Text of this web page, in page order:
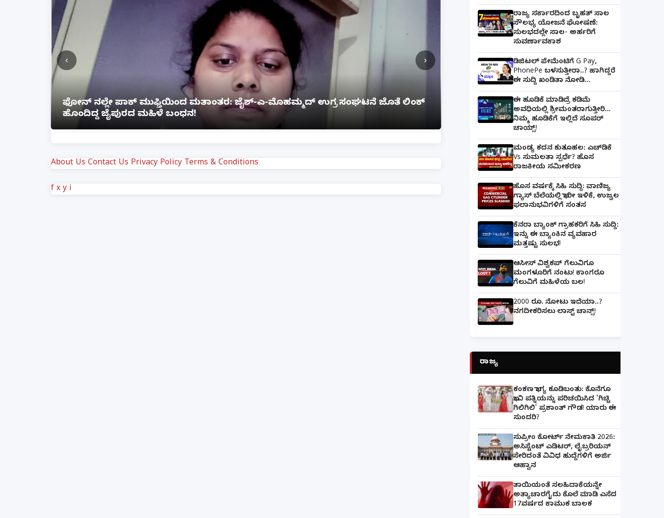
ಲಕ್ನೋ ಗೇಮಿಂಗ್ ಜೋನ್‌ನಲ್ಲಿ ಭೀಕರ ಅಗ್ನಿ ಅವಘಡ: 12 ಮಂದಿ ಸಜೀವ ದಹನ, ಹಲವರಿಗೆ ಗಂಭೀರ
ಗಾಯ
ಪತ್ನಿಗೆ ಕೈಕೊಟ್ಟ ಭೂಪ ಅತ್ತೆಯನ್ನು ವಿವಾಹವಾದ
‹ ›
About Us Contact Us Privacy Policy Terms & Conditions
f x y i
ರಾಜ್ಯ ಸರ್ಕಾರದಿಂದ ಬೃಹತ್ ಸಾಲ
ಸೌಲಭ್ಯ ಯೋಜನೆ ಘೋಷಣೆ:
ಸುಲಭದಲ್ಲೇ ಸಾಲ- ಅರ್ಹರಿಗೆ
ಸುವರ್ಣಾವಕಾಶ
ಡಿಜಿಟಲ್ ಪೇಮೆಂಟಿಗೆ G Pay,
PhonePe ಬಳಸುತ್ತೀರಾ..? ಹಾಗಿದ್ದರೆ
ಈ ಸುದ್ದಿ ಖಂಡಿತಾ ನೋಡಿ...
ಈ ಹೂಡಿಕೆ ಮಾಡಿದ್ರೆ ಕಡಿಮೆ
ಅವಧಿಯಲ್ಲಿ ಶ್ರೀಮಂತರಾಗುತ್ತೀರಿ...
ನಿಮ್ಮ ಹೂಡಿಕೆಗೆ ಇಲ್ಲಿದೆ ಸೂಪರ್
ಚಾಯ್ಸ್‌!
ಮಂಡ್ಯ ಕದನ ಕುತೂಹಲ: ಎಚ್‌ಡಿಕೆ
Vs ಸುಮಲತಾ ಸ್ಪರ್ಧೆ? ಹೊಸ
ರಾಜಕೀಯ ಸಮೀಕರಣ
ಹೊಸ ವರ್ಷಕ್ಕೆ ಸಿಹಿ ಸುದ್ದಿ: ವಾಣಿಜ್ಯ
ಗ್ಯಾಸ್‌ ಬೆಲೆಯಲ್ಲಿ ಭಾರೀ ಇಳಿಕೆ, ಉಜ್ವಲ
ಫಲಾನುಭವಿಗಳಿಗೆ ಸಂತಸ
ಕೆನರಾ ಬ್ಯಾಂಕ್‌ ಗ್ರಾಹಕರಿಗೆ ಸಿಹಿ ಸುದ್ದಿ:
ಇನ್ನು ಈ ಬ್ಯಾಂಕಿನ ವ್ಯವಹಾರ
ಮತ್ತಷ್ಟು ಸುಲಭ!
ಆಸೀಸ್ ವಿಶ್ವಕಪ್ ಗೆಲುವಿಗೂ
ಮಂಗಳೂರಿಗೆ ನಂಟು! ಕಾಂಗರೂ
ಗೆಲುವಿಗೆ ಮಹಿಳೆಯ ಬಲ!
2000 ರೂ. ನೋಟು ಇದೆಯಾ..?
ನಗದೀಕರಿಸಲು ಲಾಸ್ಟ್‌ ಚಾನ್ಸ್‌!
ರಾಜ್ಯ
ಕಂಕಣ ಭಾಗ್ಯ ಕೂಡಿಬಂತು: ಕೊನೆಗೂ
ಭಾವಿ ಪತ್ನಿಯನ್ನು ಪರಿಚಯಿಸಿದ 'ಗಿಚ್ಚಿ
ಗಿಲಿಗಿಲಿ' ಪ್ರಶಾಂತ್ ಗೌಡ! ಯಾರು ಈ
ಸುಂದರಿ?
ಸುಪ್ರೀಂ ಕೋರ್ಟ್ ನೇಮಕಾತಿ 2026:
ಅಸಿಸ್ಟೆಂಟ್ ಎಡಿಟರ್, ಲೈಬ್ರರಿಯನ್
ಸೇರಿದಂತೆ ವಿವಿಧ ಹುದ್ದೆಗಳಿಗೆ ಅರ್ಜಿ
ಆಹ್ವಾನ
ತಾಯಿಯಂತೆ ಸಲಹಿದಾಕೆಯನ್ನೇ
ಅತ್ಯಾಚಾರಗೈದು ಕೊಲೆ ಮಾಡಿ ಎಸೆದ
17ವರ್ಷದ ಕಾಮುಕ ಬಾಲಕ